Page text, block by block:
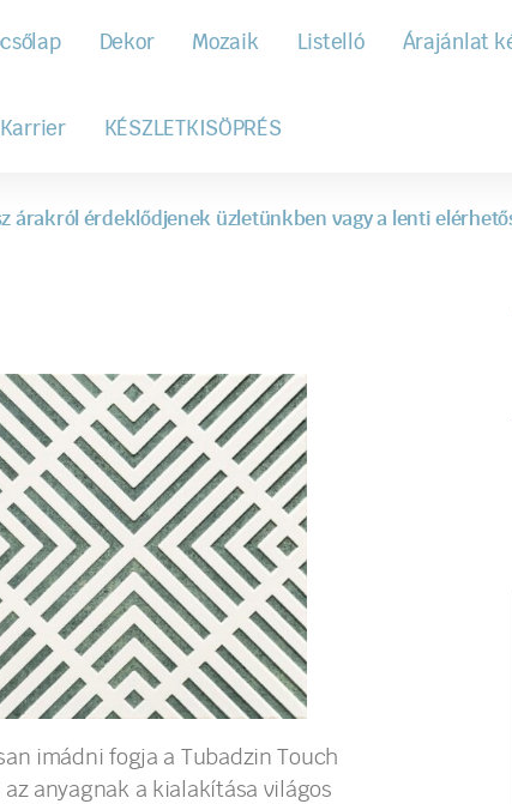
Dekor Mozaik Listelló Árajánlat
Karrier KÉSZLETKISÖPRÉS
árakról érdeklődjenek üzletünkben vagy a lenti
imádni fogja a Tubadzin Touch
anyagnak a kialakítása világos